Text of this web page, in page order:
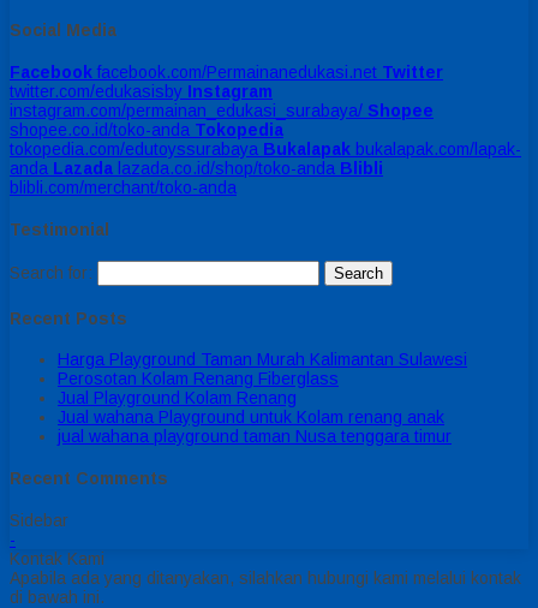
Social Media
Facebook facebook.com/Permainanedukasi.net Twitter
twitter.com/edukasisby Instagram
instagram.com/permainan_edukasi_surabaya/ Shopee
shopee.co.id/toko-anda Tokopedia
tokopedia.com/edutoyssurabaya Bukalapak bukalapak.com/lapak-
anda Lazada lazada.co.id/shop/toko-anda Blibli
blibli.com/merchant/toko-anda
Testimonial
Search for:
Recent Posts
Harga Playground Taman Murah Kalimantan Sulawesi
Perosotan Kolam Renang Fiberglass
Jual Playground Kolam Renang
Jual wahana Playground untuk Kolam renang anak
jual wahana playground taman Nusa tenggara timur
Recent Comments
Sidebar
-
Kontak Kami
Apabila ada yang ditanyakan, silahkan hubungi kami melalui kontak
di bawah ini.